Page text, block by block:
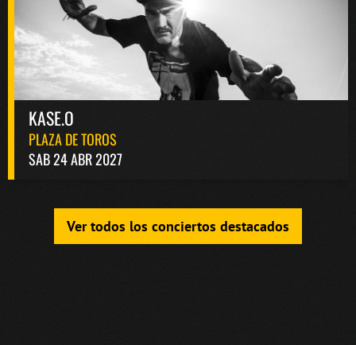
KASE.O
PLAZA DE TOROS
SAB 24 ABR 2027
Ver todos los conciertos destacados